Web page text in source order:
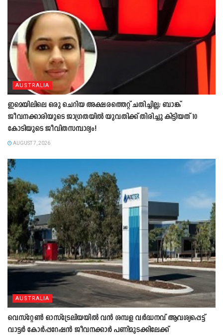
AUSTRALIA
ഇമെയിലിലെ ഒരു ചെറിയ അക്ഷരത്തെറ്റ് ചതിച്ചില്ല; ബാങ്ക്
ജീവനക്കാരിയുടെ ജാഗ്രതയിൽ യുവതിക്ക് തിരിച്ചു കിട്ടിയത് 10
കോടിയുടെ ജീവിതസമ്പാദ്യം!
AUGUST 7, 2026
AUSTRALIA
വെസ്റ്റേൺ ഓസ്‌ട്രേലിയയിൽ വൻ ശമ്പള വർദ്ധനവ് ആവശ്യപ്പെട്ട്
വാട്ടർ കോർപ്പറേഷൻ ജീവനക്കാർ പണിമുടക്കിലേക്ക്